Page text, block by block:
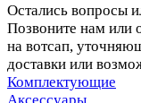
Остались вопросы
Позвоните нам или
на вотсап,
доставки или
Комплектующие
Аксессуары